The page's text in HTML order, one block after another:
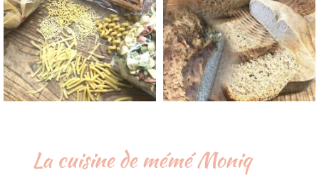
La cuisine de mémé Moniq